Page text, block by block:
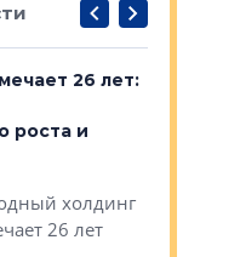
26 лет:
роста и
холдинг
26 лет